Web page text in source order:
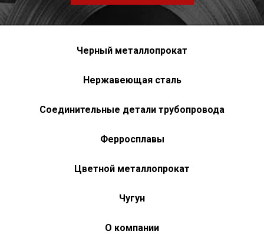
Черный металлопрокат
Нержавеющая сталь
Соединительные детали трубопровода
Ферросплавы
Цветной металлопрокат
Чугун
О компании